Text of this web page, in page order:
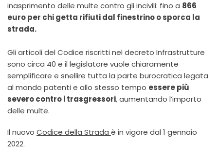
inasprimento delle multe contro gli incivili: fino a 866
euro per chi getta rifiuti dal finestrino o sporca la
strada.
Gli articoli del Codice riscritti nel decreto Infrastrutture
sono circa 40 e il legislatore vuole chiaramente
semplificare e snellire tutta la parte burocratica legata
al mondo patenti e allo stesso tempo essere più
severo contro i trasgressori, aumentando l’importo
delle multe.
Il nuovo Codice della Strada è in vigore dal 1 gennaio
2022.